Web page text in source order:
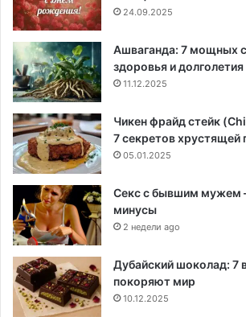
24.09.2025
Ашваганда: 7 мощных
здоровья и долголетия
11.12.2025
Чикен фрайд стейк
7 секретов хрустящей
05.01.2025
Секс с бывшим мужем
минусы
2 недели ago
Дубайский шоколад: 7
покоряют мир
10.12.2025